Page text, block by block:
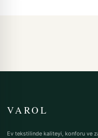
VAROL
Ev tekstilinde kaliteyi, konforu ve